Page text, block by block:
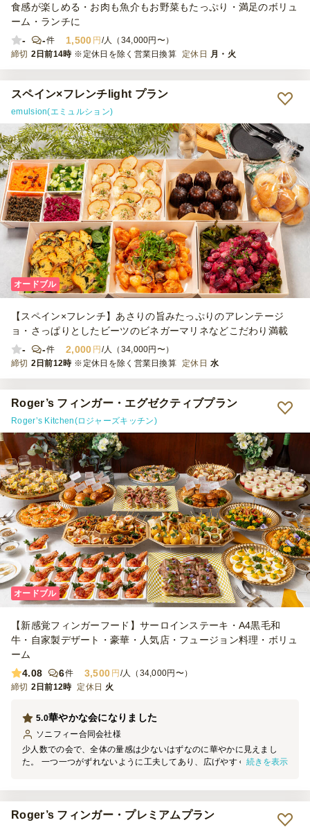
食感が楽しめる・お肉も魚介もお野菜もたっぷり・満足のボリュ
ーム・ランチに
-
-件 1,500 円 /人（34,000円〜）
締切 2日前14時 ※定休日を除く営業日換算 定休日 月・火
スペイン×フレンチlight プラン
emulsion(エミュルション)
オードブル
【スペイン×フレンチ】あさりの旨みたっぷりのアレンテージ
ョ・さっぱりとしたビーツのビネガーマリネなどこだわり満載
-
-件 2,000 円 /人（34,000円〜）
締切 2日前12時 ※定休日を除く営業日換算 定休日 水
Roger’s フィンガー・エグゼクティブプラン
Roger’s Kitchen(ロジャーズキッチン)
オードブル
【新感覚フィンガーフード】サーロインステーキ・A4黒毛和
牛・自家製デザート・豪華・人気店・フュージョン料理・ボリュ
ーム
4.08
6件 3,500 円 /人（34,000円〜）
締切 2日前12時 定休日 火
華やかな会になりました
5.0
ソニフィー合同会社様
少人数での会で、全体の量感は少ないはずなのに華やかに見えまし
た。 一つ一つがずれないように工夫してあり、広げやすく分けやす
ナイスでした。 古希のお祝いで、写真にある紫のお花がその通り入
っているか問い合わせをさせて頂いたところ、お電話でご対応頂きま
続きを表示
Roger’s フィンガー・プレミアムプラン